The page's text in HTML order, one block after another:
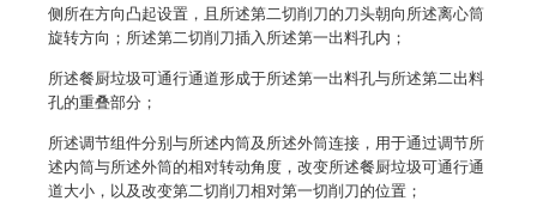
侧所在方向凸起设置，且所述第二切削刀的刀头朝向所述离心筒
旋转方向；所述第二切削刀插入所述第一出料孔内；
所述餐厨垃圾可通行通道形成于所述第一出料孔与所述第二出料
孔的重叠部分；
所述调节组件分别与所述内筒及所述外筒连接，用于通过调节所
述内筒与所述外筒的相对转动角度，改变所述餐厨垃圾可通行通
道大小，以及改变第二切削刀相对第一切削刀的位置；